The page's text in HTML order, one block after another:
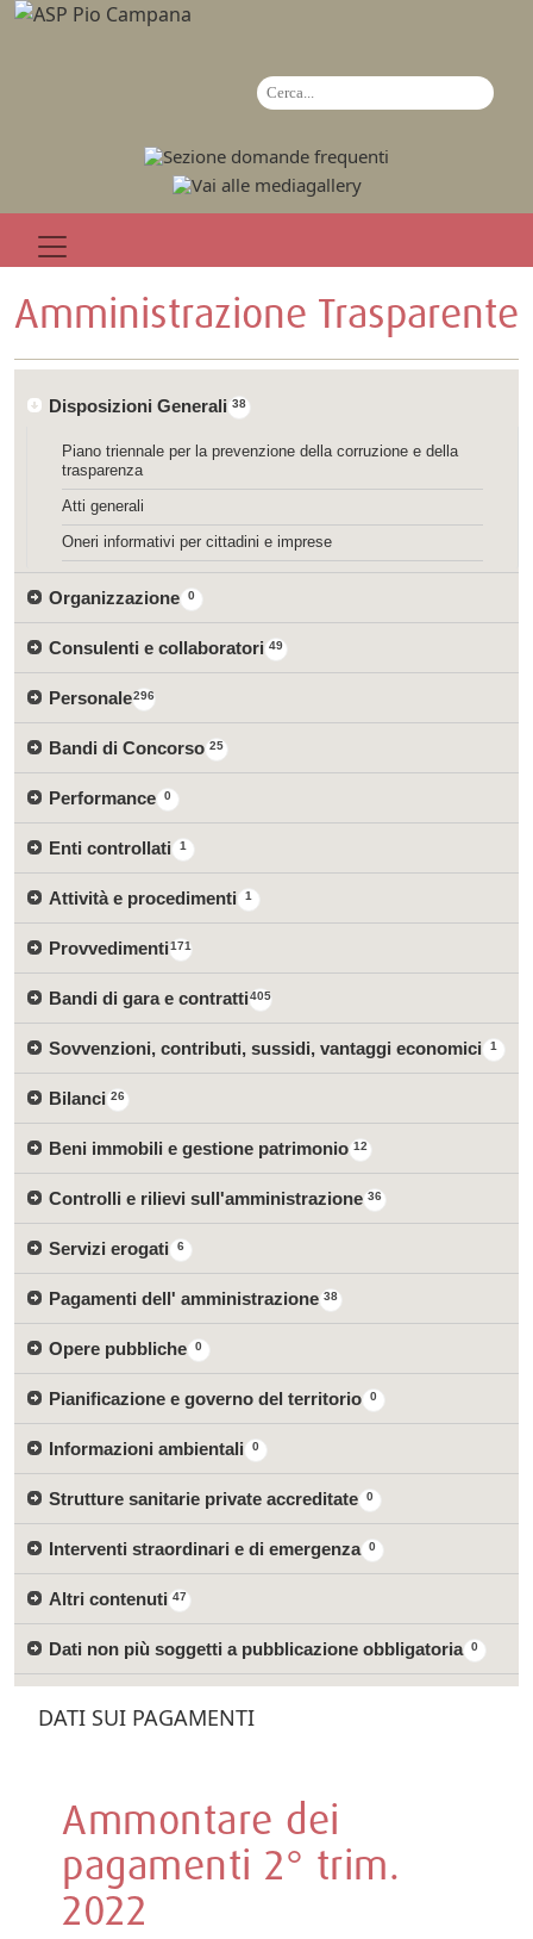
Amministrazione Trasparente
38
Disposizioni Generali
Piano triennale per la prevenzione della corruzione e della
trasparenza
Atti generali
Oneri informativi per cittadini e imprese
0
Organizzazione
49
Consulenti e collaboratori
296
Personale
25
Bandi di Concorso
0
Performance
1
Enti controllati
1
Attività e procedimenti
171
Provvedimenti
405
Bandi di gara e contratti
1
Sovvenzioni, contributi, sussidi, vantaggi economici
26
Bilanci
12
Beni immobili e gestione patrimonio
36
Controlli e rilievi sull'amministrazione
6
Servizi erogati
38
Pagamenti dell' amministrazione
0
Opere pubbliche
0
Pianificazione e governo del territorio
0
Informazioni ambientali
0
Strutture sanitarie private accreditate
0
Interventi straordinari e di emergenza
47
Altri contenuti
0
Dati non più soggetti a pubblicazione obbligatoria
DATI SUI PAGAMENTI
Ammontare dei
pagamenti 2° trim.
2022